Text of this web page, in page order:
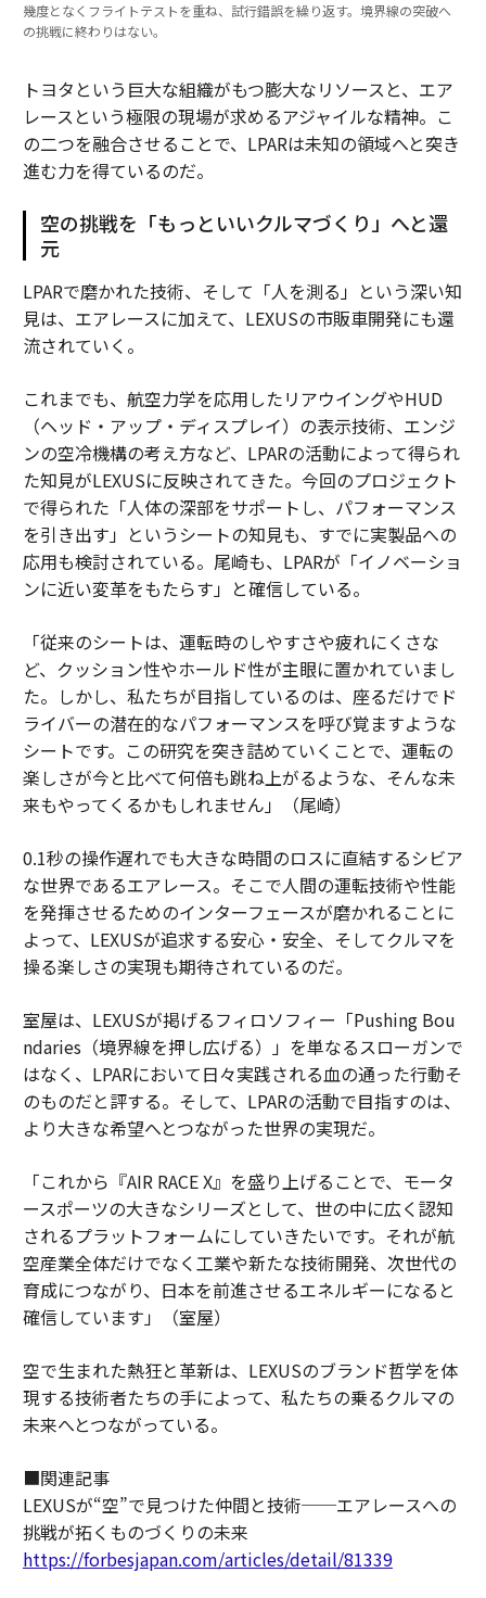
幾度となくフライトテストを重ね、試行錯誤を繰り返す。境界線の突破へ
の挑戦に終わりはない。
トヨタという巨大な組織がもつ膨大なリソースと、エア
レースという極限の現場が求めるアジャイルな精神。こ
の二つを融合させることで、LPARは未知の領域へと突き
進む力を得ているのだ。
空の挑戦を「もっといいクルマづくり」へと還
元
LPARで磨かれた技術、そして「人を測る」という深い知
見は、エアレースに加えて、LEXUSの市販車開発にも還
流されていく。
これまでも、航空力学を応用したリアウイングやHUD
（ヘッド・アップ・ディスプレイ）の表示技術、エンジ
ンの空冷機構の考え方など、LPARの活動によって得られ
た知見がLEXUSに反映されてきた。今回のプロジェクト
で得られた「人体の深部をサポートし、パフォーマンス
を引き出す」というシートの知見も、すでに実製品への
応用も検討されている。尾崎も、LPARが「イノベーショ
ンに近い変革をもたらす」と確信している。
「従来のシートは、運転時のしやすさや疲れにくさな
ど、クッション性やホールド性が主眼に置かれていまし
た。しかし、私たちが目指しているのは、座るだけでド
ライバーの潜在的なパフォーマンスを呼び覚ますような
シートです。この研究を突き詰めていくことで、運転の
楽しさが今と比べて何倍も跳ね上がるような、そんな未
来もやってくるかもしれません」（尾崎）
0.1秒の操作遅れでも大きな時間のロスに直結するシビア
な世界であるエアレース。そこで人間の運転技術や性能
を発揮させるためのインターフェースが磨かれることに
よって、LEXUSが追求する安心・安全、そしてクルマを
操る楽しさの実現も期待されているのだ。
室屋は、LEXUSが掲げるフィロソフィー「Pushing Bou
ndaries（境界線を押し広げる）」を単なるスローガンで
はなく、LPARにおいて日々実践される血の通った行動そ
のものだと評する。そして、LPARの活動で目指すのは、
より大きな希望へとつながった世界の実現だ。
「これから『AIR RACE X』を盛り上げることで、モータ
ースポーツの大きなシリーズとして、世の中に広く認知
されるプラットフォームにしていきたいです。それが航
空産業全体だけでなく工業や新たな技術開発、次世代の
育成につながり、日本を前進させるエネルギーになると
確信しています」（室屋）
空で生まれた熱狂と革新は、LEXUSのブランド哲学を体
現する技術者たちの手によって、私たちの乗るクルマの
未来へとつながっている。
■関連記事
LEXUSが“空”で見つけた仲間と技術──エアレースへの
挑戦が拓くものづくりの未来
https://forbesjapan.com/articles/detail/81339